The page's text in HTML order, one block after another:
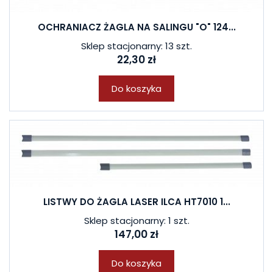
OCHRANIACZ ŻAGLA NA SALINGU "O" 124...
Sklep stacjonarny: 13 szt.
22,30 zł
Do koszyka
LISTWY DO ŻAGLA LASER ILCA HT7010 1...
Sklep stacjonarny: 1 szt.
147,00 zł
Do koszyka